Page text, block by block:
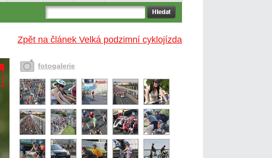
Zpět na článek Velká podzimní cyklojízda
fotogalerie